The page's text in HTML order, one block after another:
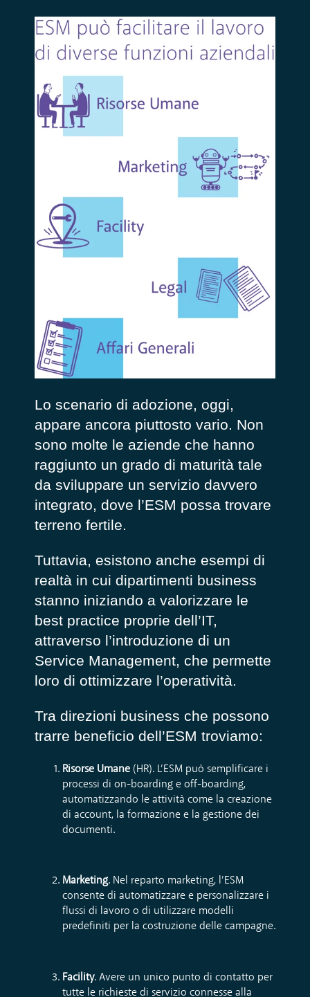
Lo scenario di adozione, oggi,
appare ancora piuttosto vario. Non
sono molte le aziende che hanno
raggiunto un grado di maturità tale
da sviluppare un servizio davvero
integrato, dove l’ESM possa trovare
terreno fertile.
Tuttavia, esistono anche esempi di
realtà in cui dipartimenti business
stanno iniziando a valorizzare le
best practice proprie dell’IT,
attraverso l’introduzione di un
Service Management, che permette
loro di ottimizzare l’operatività.
Tra direzioni business che possono
trarre beneficio dell’ESM troviamo:
Risorse Umane(HR). L’ESM può semplificare i
processi di on-boarding e off-boarding,
automatizzando le attività come la creazione
di account, la formazione e la gestione dei
documenti.
Marketing. Nel reparto marketing, l’ESM
consente di automatizzare e personalizzare i
flussi di lavoro o di utilizzare modelli
predefiniti per la costruzione delle campagne.
Facility. Avere un unico punto di contatto per
tutte le richieste di servizio connesse alla